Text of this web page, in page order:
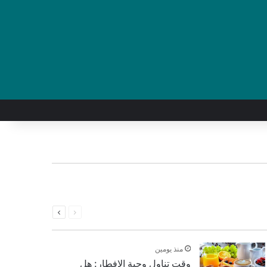
الصفحةالصفحة
منذ يومين
وقت تناول وجبة الإفطار: هل